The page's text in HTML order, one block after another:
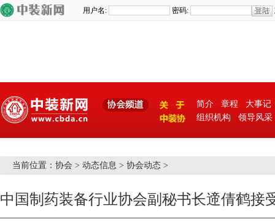
中装协
简介 章程
大事记
组织机构
领导风采
当前位置： 协会 > 动态信息 > 协会动态 >
中国制药装备行业协会副秘书长遆倩鹤接